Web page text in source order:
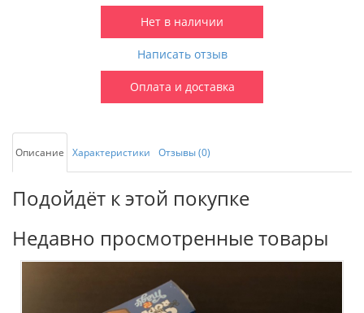
Нет в наличии
Написать отзыв
Оплата и доставка
Описание Характеристики Отзывы (0)
Подойдёт к этой покупке
Недавно просмотренные товары